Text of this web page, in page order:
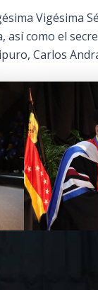
Vigésima
así como el
Carlos